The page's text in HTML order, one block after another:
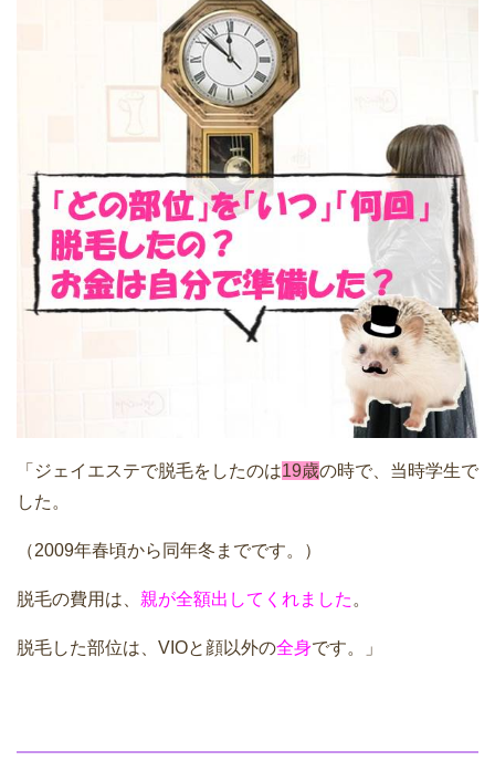
「ジェイエステで脱毛をしたのは19歳の時で、当時学生で
した。
（2009年春頃から同年冬までです。）
脱毛の費用は、 親が全額出してくれました 。
脱毛した部位は、VIOと顔以外の全身です。」